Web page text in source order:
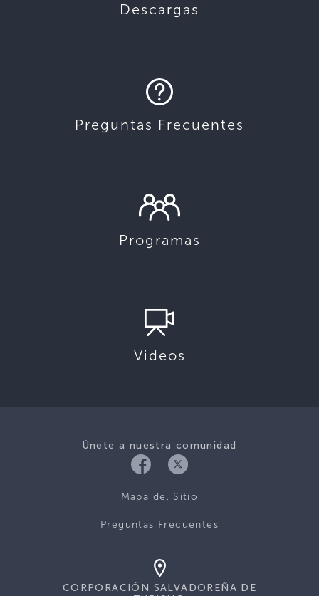
Descargas
Preguntas Frecuentes
Programas
Videos
Únete a nuestra comunidad
Mapa del Sitio
Preguntas Frecuentes
CORPORACIÓN SALVADOREÑA DE